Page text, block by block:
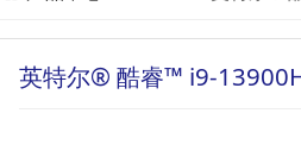
13900H 处
英特尔® 酷睿™ i9-